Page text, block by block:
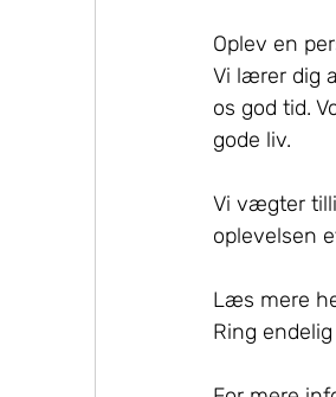
Oplev en
Vi lærer dig
os god tid.
gode liv.
Vi vægter
oplevelsen
Læs mere
Ring